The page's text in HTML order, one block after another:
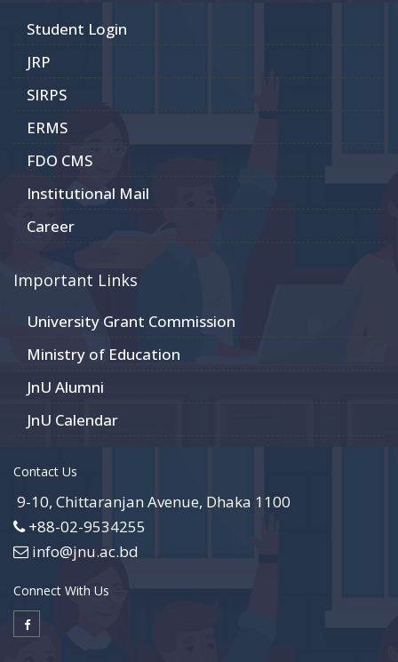
Student Login
JRP
SIRPS
ERMS
FDO CMS
Institutional Mail
Career
Important Links
University Grant Commission
Ministry of Education
JnU Alumni
JnU Calendar
Contact Us
9-10, Chittaranjan Avenue, Dhaka 1100
+88-02-9534255
info@jnu.ac.bd
Connect With Us